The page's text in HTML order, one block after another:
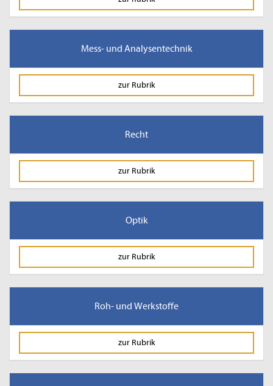
Mess- und Analysentechnik
zur Rubrik
Recht
zur Rubrik
Optik
zur Rubrik
Roh- und Werkstoffe
zur Rubrik